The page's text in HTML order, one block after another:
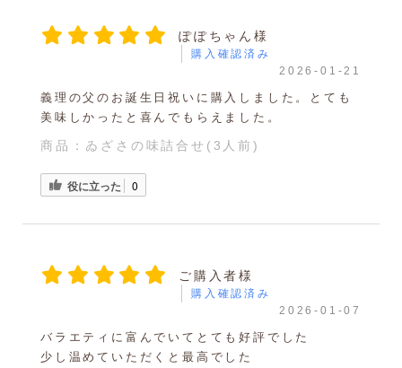
ぽぽちゃん様
購入確認済み
2026-01-21
義理の父のお誕生日祝いに購入しました。とても
美味しかったと喜んでもらえました。
商品： ゐざさの味詰合せ(3人前)
役に立った 0
ご購入者様
購入確認済み
2026-01-07
バラエティに富んでいてとても好評でした
少し温めていただくと最高でした